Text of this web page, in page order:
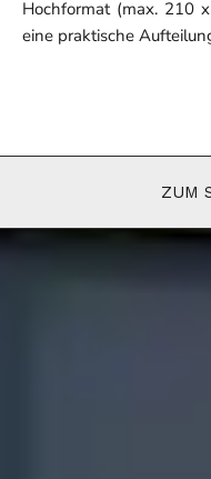
Hochformat (max. 210
eine praktische
ZUM